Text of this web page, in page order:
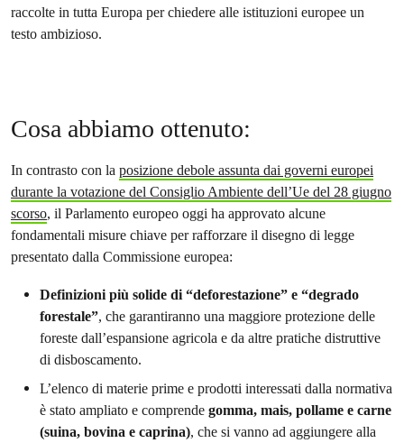
raccolte in tutta Europa per chiedere alle istituzioni europee un
testo ambizioso.
Cosa abbiamo ottenuto:
In contrasto con la posizione debole assunta dai governi europei
durante la votazione del Consiglio Ambiente dell’Ue del 28 giugno
scorso, il Parlamento europeo oggi ha approvato alcune
fondamentali misure chiave per rafforzare il disegno di legge
presentato dalla Commissione europea:
Definizioni più solide di “deforestazione” e “degrado
forestale”, che garantiranno una maggiore protezione delle
foreste dall’espansione agricola e da altre pratiche distruttive
di disboscamento.
L’elenco di materie prime e prodotti interessati dalla normativa
è stato ampliato e comprende gomma, mais, pollame e carne
(suina, bovina e caprina), che si vanno ad aggiungere alla